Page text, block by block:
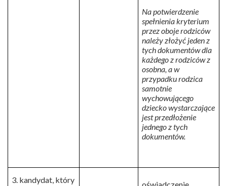
Na potwierdzenie
spełnienia kryterium
przez oboje rodziców
należy złożyć jeden z
tych dokumentów dla
każdego z rodziców z
osobna, a w
przypadku rodzica
samotnie
wychowującego
dziecko wystarczające
jest przedłożenie
jednego z tych
dokumentów.
3. kandydat, który